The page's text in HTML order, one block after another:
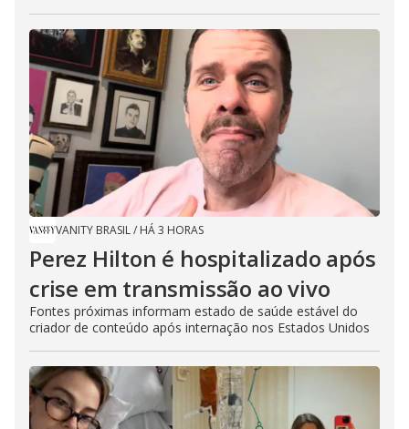
VANITY BRASIL/ HÁ 3 HORAS
Perez Hilton é hospitalizado após
crise em transmissão ao vivo
Fontes próximas informam estado de saúde estável do
criador de conteúdo após internação nos Estados Unidos